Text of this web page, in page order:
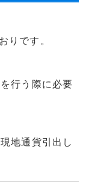
りです。
行う際に必要
地通貨引出し